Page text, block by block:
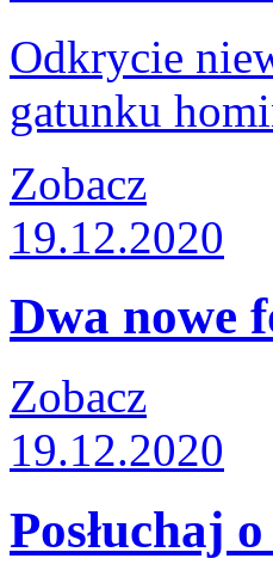
Odkrycie
gatunku
Zobacz
19.12.2020
Dwa nowe
Zobacz
19.12.2020
Posłuchaj